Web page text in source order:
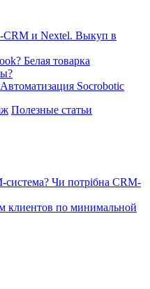
СRМ и Nextel. Выкуп в
Белая товарка
Socrobotic
Полезные статьи
система? Чи потрібна CRM-
клиентов по минимальной